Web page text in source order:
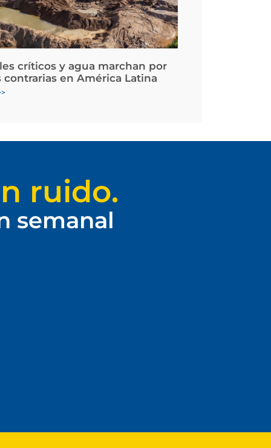
críticos y agua marchan por
contrarias en América Latina
ruido.
semanal